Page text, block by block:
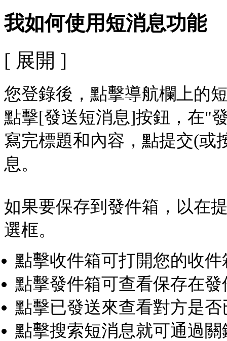
我如何使用短消息功能
[ 展開 ]
您登錄後，點擊導航欄上的
點擊[發送短消息]按鈕，在"
寫完標題和內容，點提交(或
息。
如果要保存到發件箱，以在
選框。
點擊收件箱可打開您的收
點擊發件箱可查看保存在
點擊已發送來查看對方是
點擊搜索短消息就可通過